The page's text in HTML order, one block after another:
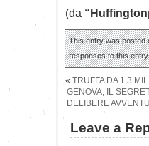
(da
This entry was posted
responses to this
« TRUFFA DA 1,3
GENOVA, IL
DELIBERE
Leave a